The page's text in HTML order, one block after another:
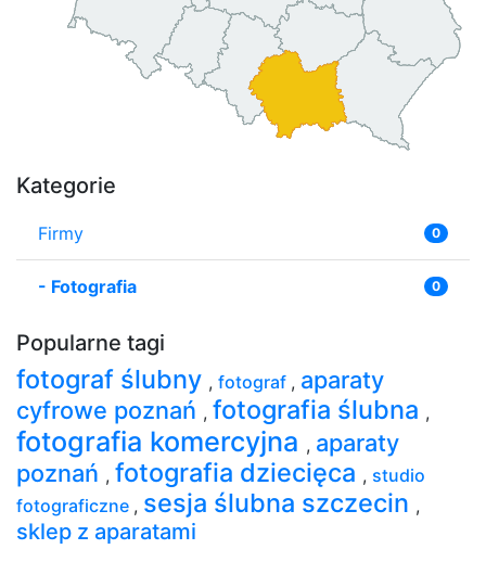
Kategorie
Firmy 0
- Fotografia 0
Popularne tagi
fotograf ślubny , fotograf , aparaty
cyfrowe poznań , fotografia ślubna ,
fotografia komercyjna , aparaty
poznań , fotografia dziecięca , studio
fotograficzne , sesja ślubna szczecin ,
sklep z aparatami